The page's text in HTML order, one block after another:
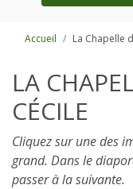
Accueil La Chapelle
LA
CÉCILE
Cliquez sur une des
grand. Dans le
passer à la suivante.